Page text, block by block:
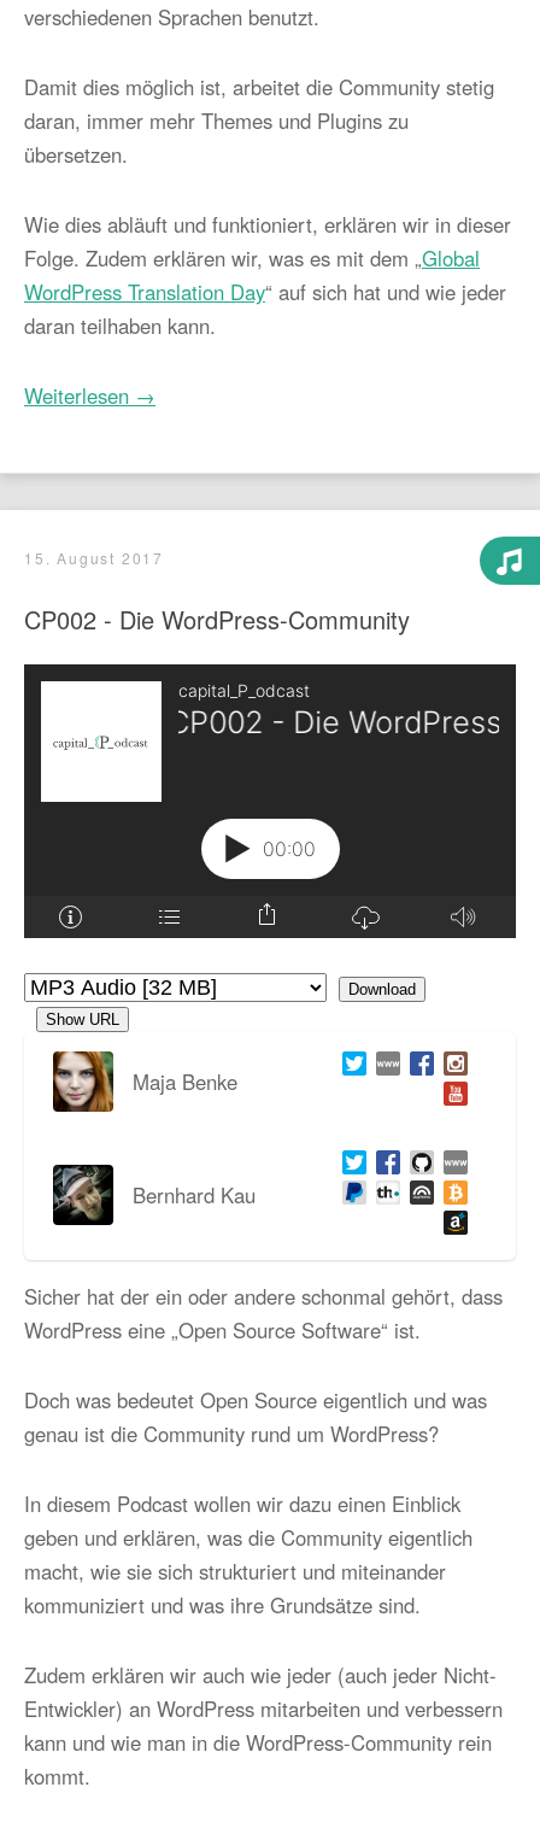
verschiedenen Sprachen benutzt.
Damit dies möglich ist, arbeitet die Community stetig
daran, immer mehr Themes und Plugins zu
übersetzen.
Wie dies abläuft und funktioniert, erklären wir in dieser
Folge. Zudem erklären wir, was es mit dem „Global
WordPress Translation Day“ auf sich hat und wie jeder
daran teilhaben kann.
Weiterlesen →
15. August 2017
CP002 - Die WordPress-Community
Download
Show URL
Maja Benke
Bernhard Kau
Sicher hat der ein oder andere schonmal gehört, dass
WordPress eine „Open Source Software“ ist.
Doch was bedeutet Open Source eigentlich und was
genau ist die Community rund um WordPress?
In diesem Podcast wollen wir dazu einen Einblick
geben und erklären, was die Community eigentlich
macht, wie sie sich strukturiert und miteinander
kommuniziert und was ihre Grundsätze sind.
Zudem erklären wir auch wie jeder (auch jeder Nicht-
Entwickler) an WordPress mitarbeiten und verbessern
kann und wie man in die WordPress-Community rein
kommt.